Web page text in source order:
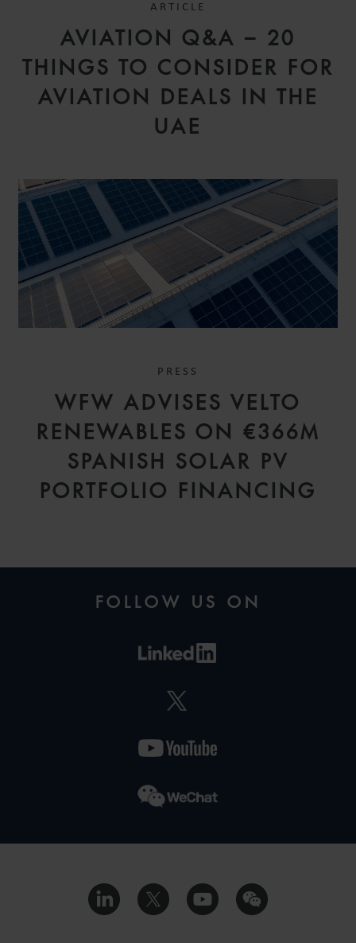
ARTICLE
AVIATION Q&A – 20
THINGS TO CONSIDER FOR
AVIATION DEALS IN THE
UAE
PRESS
WFW ADVISES VELTO
RENEWABLES ON €366M
SPANISH SOLAR PV
PORTFOLIO FINANCING
FOLLOW US ON